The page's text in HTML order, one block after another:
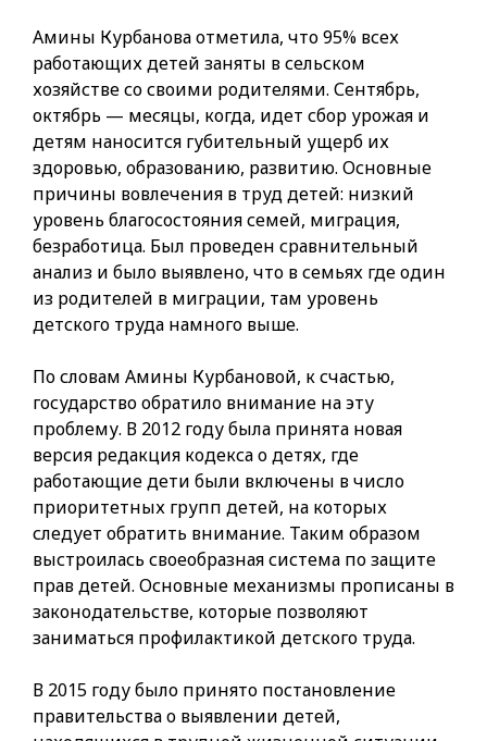
Амины Курбанова отметила, что 95% всех
работающих детей заняты в сельском
хозяйстве со своими родителями. Сентябрь,
октябрь — месяцы, когда, идет сбор урожая и
детям наносится губительный ущерб их
здоровью, образованию, развитию. Основные
причины вовлечения в труд детей: низкий
уровень благосостояния семей, миграция,
безработица. Был проведен сравнительный
анализ и было выявлено, что в семьях где один
из родителей в миграции, там уровень
детского труда намного выше.
По словам Амины Курбановой, к счастью,
государство обратило внимание на эту
проблему. В 2012 году была принята новая
версия редакция кодекса о детях, где
работающие дети были включены в число
приоритетных групп детей, на которых
следует обратить внимание. Таким образом
выстроилась своеобразная система по защите
прав детей. Основные механизмы прописаны в
законодательстве, которые позволяют
заниматься профилактикой детского труда.
В 2015 году было принято постановление
правительства о выявлении детей,